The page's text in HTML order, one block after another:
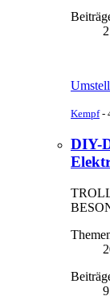
Kempf-
DIY-